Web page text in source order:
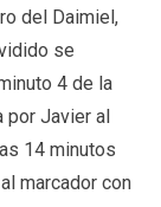
del Daimiel,
se
4 de la
por Javier al
14 minutos
marcador con